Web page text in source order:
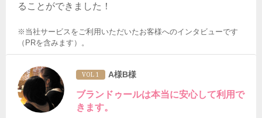
ることができました！
※当社サービスをご利用いただいたお客様へのインタビューです
（PRを含みます）。
VOL 1 A様B様
ブランドゥールは本当に安心して利用で
きます。